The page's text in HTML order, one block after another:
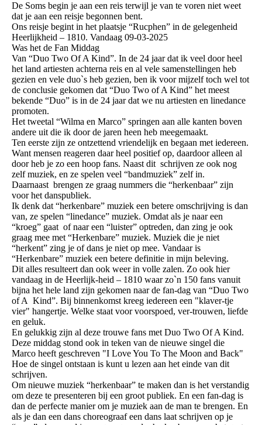
De Soms begin je aan een reis terwijl je van te voren niet weet
dat je aan een reisje begonnen bent.
Ons reisje begint in het plaatsje “Rucphen” in de gelegenheid
Heerlijkheid – 1810. Vandaag 09-03-2025
Was het de Fan Middag
Van “Duo Two Of A Kind”. In de 24 jaar dat ik veel door heel
het land artiesten achterna reis en al vele samenstellingen heb
gezien en vele duo`s heb gezien, ben ik voor mijzelf toch wel tot
de conclusie gekomen dat “Duo Two of A Kind” het meest
bekende “Duo” is in de 24 jaar dat we nu artiesten en linedance
promoten.
Het tweetal “Wilma en Marco” springen aan alle kanten boven
andere uit die ik door de jaren heen heb meegemaakt.
Ten eerste zijn ze ontzettend vriendelijk en begaan met iedereen.
Want mensen reageren daar heel positief op, daardoor alleen al
door heb je zo een hoop fans. Naast dit schrijven ze ook nog
zelf muziek, en ze spelen veel “bandmuziek” zelf in.
Daarnaast brengen ze graag nummers die “herkenbaar” zijn
voor het danspubliek.
Ik denk dat “herkenbare” muziek een betere omschrijving is dan
van, ze spelen “linedance” muziek. Omdat als je naar een
“kroeg” gaat of naar een “luister” optreden, dan zing je ook
graag mee met “Herkenbare” muziek. Muziek die je niet
“herkent” zing je of dans je niet op mee. Vandaar is
“Herkenbare” muziek een betere definitie in mijn beleving.
Dit alles resulteert dan ook weer in volle zalen. Zo ook hier
vandaag in de Heerlijk-heid – 1810 waar zo`n 150 fans vanuit
bijna het hele land zijn gekomen naar de fan-dag van “Duo Two
of A Kind”. Bij binnenkomst kreeg iedereen een "klaver-tje
vier" hangertje. Welke staat voor voorspoed, ver-trouwen, liefde
en geluk.
En gelukkig zijn al deze trouwe fans met Duo Two Of A Kind.
Deze middag stond ook in teken van de nieuwe singel die
Marco heeft geschreven "I Love You To The Moon and Back"
Hoe de singel ontstaan is kunt u lezen aan het einde van dit
schrijven.
Om nieuwe muziek “herkenbaar” te maken dan is het verstandig
om deze te presenteren bij een groot publiek. En een fan-dag is
dan de perfecte manier om je muziek aan de man te brengen. En
als je dan een dans choreograaf een dans laat schrijven op je